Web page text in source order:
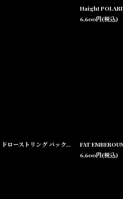
Haight
6,600円(税込)
Haight Core Logo Knapsack Ripstop Drawstring Backpack Black コアロゴ ナップサック ドローストリング バックパック ブラック
FAT
6,600円(税込)